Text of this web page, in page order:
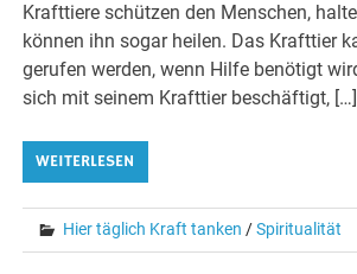
Krafttiere schützen den Menschen,
können ihn sogar heilen. Das Krafttier
gerufen werden, wenn Hilfe benötigt
sich mit seinem Krafttier beschäftigt, […]
WEITERLESEN
Hier täglich Kraft tanken /Spiritualität